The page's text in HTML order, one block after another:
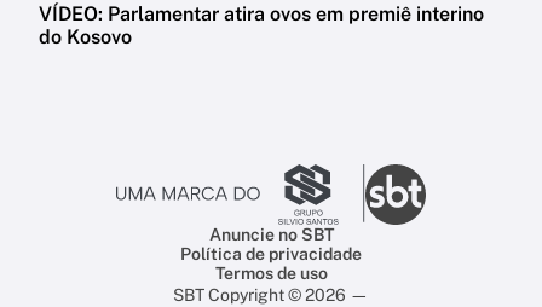
VÍDEO: Parlamentar atira ovos em premiê interino
do Kosovo
Anuncie no SBT
Política de privacidade
Termos de uso
SBT Copyright © 2026 —